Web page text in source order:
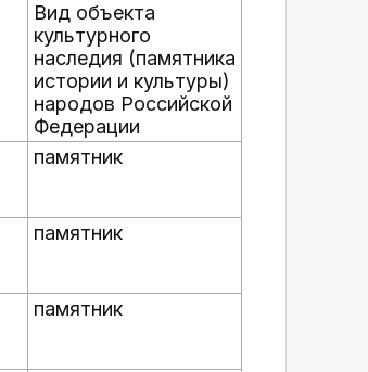
Вид объекта
культурного
наследия (памятника
истории и культуры)
народов Российской
Федерации
памятник
памятник
памятник